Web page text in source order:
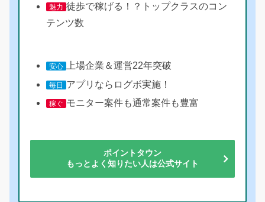
魅力 徒歩で稼げる！？トップクラスのコン
テンツ数
安心 上場企業＆運営22年突破
毎日 アプリならログボ実施！
稼ぐ モニター案件も通常案件も豊富
ポイントタウン
もっとよく知りたい人は公式サイト